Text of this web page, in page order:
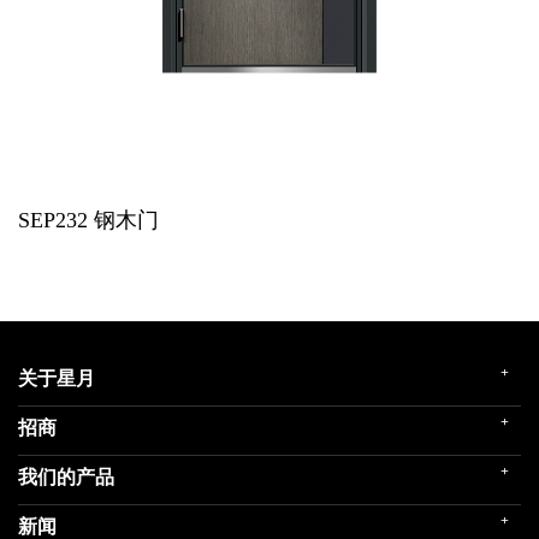
SEP232 钢木门
关于星月 +
企业简介
企业文化
荣誉殿堂
招商 +
门店展示
我们的产品 +
民用家装（零售）
新闻 +